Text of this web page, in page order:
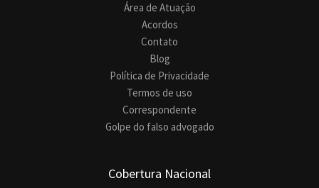
Área de Atuação
Acordos
Contato
Blog
Política de Privacidade
Termos de uso
Correspondente
Golpe do falso advogado
Cobertura Nacional